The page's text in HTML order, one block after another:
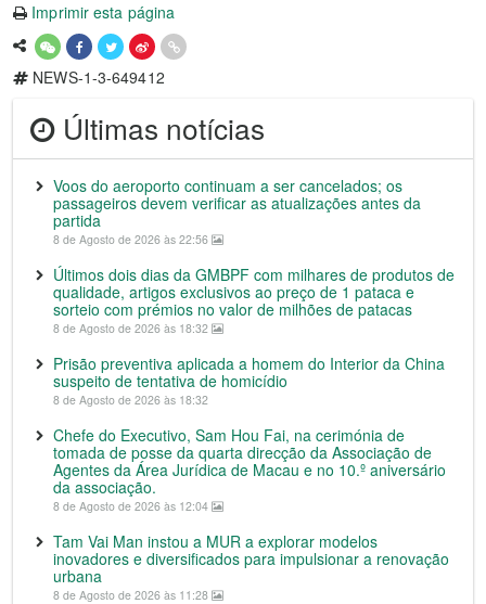
Imprimir esta página
NEWS-1-3-649412
Últimas notícias
Voos do aeroporto continuam a ser cancelados; os
passageiros devem verificar as atualizações antes da
partida
8 de Agosto de 2026 às 22:56
Últimos dois dias da GMBPF com milhares de produtos de
qualidade, artigos exclusivos ao preço de 1 pataca e
sorteio com prémios no valor de milhões de patacas
8 de Agosto de 2026 às 18:32
Prisão preventiva aplicada a homem do Interior da China
suspeito de tentativa de homicídio
8 de Agosto de 2026 às 18:32
Chefe do Executivo, Sam Hou Fai, na cerimónia de
tomada de posse da quarta direcção da Associação de
Agentes da Área Jurídica de Macau e no 10.º aniversário
da associação.
8 de Agosto de 2026 às 12:04
Tam Vai Man instou a MUR a explorar modelos
inovadores e diversificados para impulsionar a renovação
urbana
8 de Agosto de 2026 às 11:28